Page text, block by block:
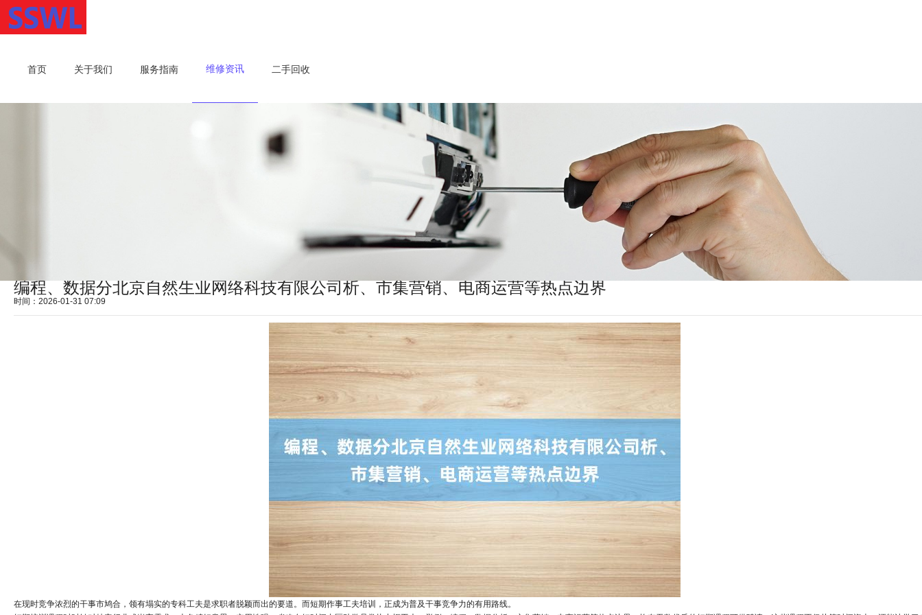
首页 关于我们 服务指南 维修资讯 二手回收
编程、数据分北京自然生业网络科技有限公司析、市集营销、电商运营等热点边界
时间：2026-01-31 07:09
在现时竞争浓烈的干事市鸠合，领有塌实的专科工夫是求职者脱颖而出的要道。而短期作事工夫培训，正成为普及干事竞争力的有用路线。